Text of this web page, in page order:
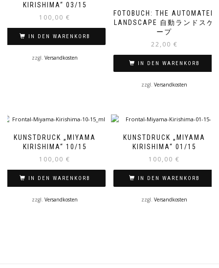
KIRISHIMA“ 03/15
100,00 €
IN DEN WARENKORB
zzgl. Versandkosten
FOTOBUCH: THE AUTOMATED
LANDSCAPE 自動ランドスケ
ープ
22,00 €
IN DEN WARENKORB
zzgl. Versandkosten
KUNSTDRUCK „MIYAMA
KIRISHIMA“ 10/15
100,00 €
IN DEN WARENKORB
zzgl. Versandkosten
KUNSTDRUCK „MIYAMA
KIRISHIMA“ 01/15
100,00 €
IN DEN WARENKORB
zzgl. Versandkosten